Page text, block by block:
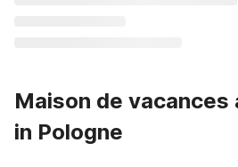
Maison de vacances
in Pologne